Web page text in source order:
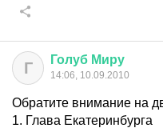
Г Голуб Миру
14:06, 10.09.2010
Обратите внимание на
1. Глава Екатеринбурга